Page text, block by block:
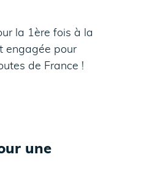
la 1ère fois à la
engagée pour
de France !
une